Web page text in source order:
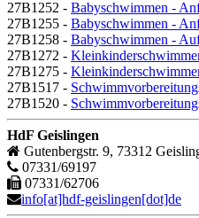
27B1252 - Babyschwimmen -
27B1255 - Babyschwimmen -
27B1258 - Babyschwimmen -
27B1272 -
27B1275 -
27B1517 -
27B1520 -
HdF Geislingen
Gutenbergstr. 9, 73312
07331/69197
07331/62706
info[at]hdf-geislingen[dot]de